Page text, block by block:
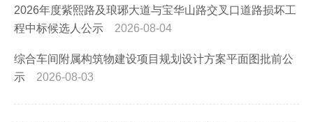
2026年度紫熙路及琅琊大道与宝华山路交叉口道路损坏工
程中标候选人公示
2026-08-04
综合车间附属构筑物建设项目规划设计方案平面图批前公
示
2026-08-03